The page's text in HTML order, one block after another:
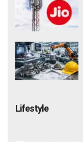
Lifestyle